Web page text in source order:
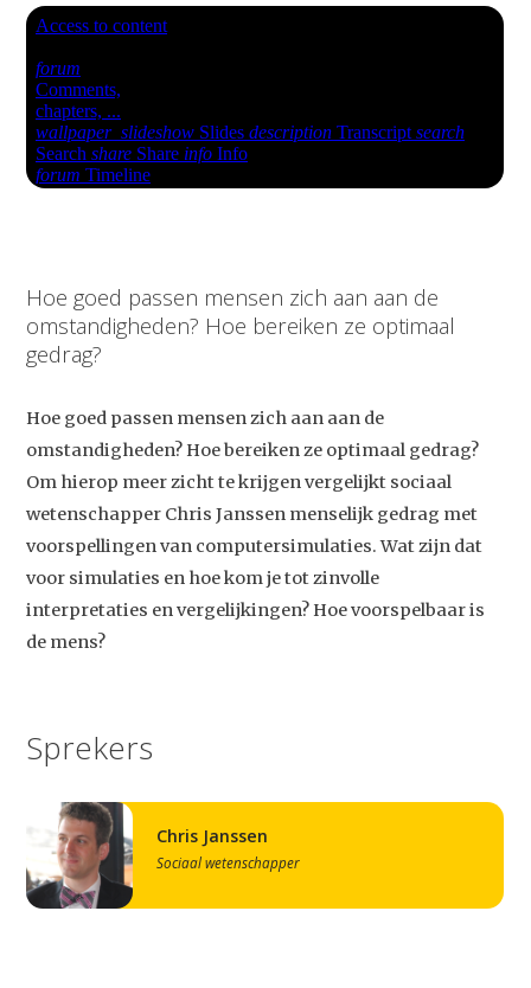
Hoe goed passen mensen zich aan aan de
omstandigheden? Hoe bereiken ze optimaal
gedrag?
Hoe goed passen mensen zich aan aan de
omstandigheden? Hoe bereiken ze optimaal gedrag?
Om hierop meer zicht te krijgen vergelijkt sociaal
wetenschapper Chris Janssen menselijk gedrag met
voorspellingen van computersimulaties. Wat zijn dat
voor simulaties en hoe kom je tot zinvolle
interpretaties en vergelijkingen? Hoe voorspelbaar is
de mens?
Sprekers
Chris Janssen
Sociaal wetenschapper